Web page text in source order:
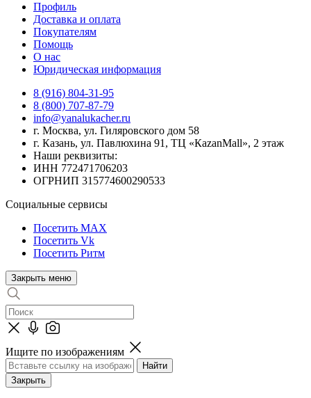
Профиль
Доставка и оплата
Покупателям
Помощь
О нас
Юридическая информация
8 (916) 804-31-95
8 (800) 707-87-79
info@yanalukacher.ru
г. Москва, ул. Гиляровского дом 58
г. Казань, ул. Павлюхина 91, ТЦ «КazanMall», 2 этаж
Наши реквизиты:
ИНН 772471706203
ОГРНИП 315774600290533
Социальные сервисы
Посетить MAX
Посетить Vk
Посетить Ритм
Закрыть меню
Ищите по изображениям
Закрыть